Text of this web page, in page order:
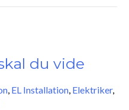
du vide
, EL Installation, Elektriker,